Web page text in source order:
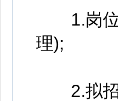
1.岗位
理);
2.拟招